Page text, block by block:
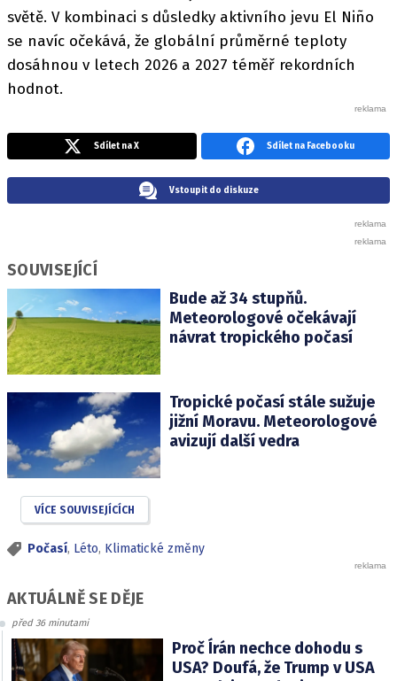
světě. V kombinaci s důsledky aktivního jevu El Niño
se navíc očekává, že globální průměrné teploty
dosáhnou v letech 2026 a 2027 téměř rekordních
hodnot.
Sdílet na X Sdílet na Facebooku
Vstoupit do diskuze
SOUVISEJÍCÍ
Bude až 34 stupňů.
Meteorologové očekávají
návrat tropického počasí
Tropické počasí stále sužuje
jižní Moravu. Meteorologové
avizují další vedra
VÍCE SOUVISEJÍCÍCH
Počasí, Léto, Klimatické změny
AKTUÁLNĚ SE DĚJE
před 36 minutami
Proč Írán nechce dohodu s
USA? Doufá, že Trump v USA